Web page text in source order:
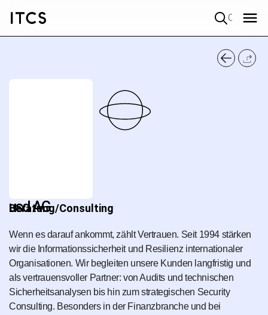
usd AG
Beratung/Consulting
Wenn es darauf ankommt, zählt Vertrauen. Seit 1994 stärken
wir die Informationssicherheit und Resilienz internationaler
Organisationen. Wir begleiten unsere Kunden langfristig und
als vertrauensvoller Partner: von Audits und technischen
Sicherheitsanalysen bis hin zum strategischen Security
Consulting. Besonders in der Finanzbranche und bei